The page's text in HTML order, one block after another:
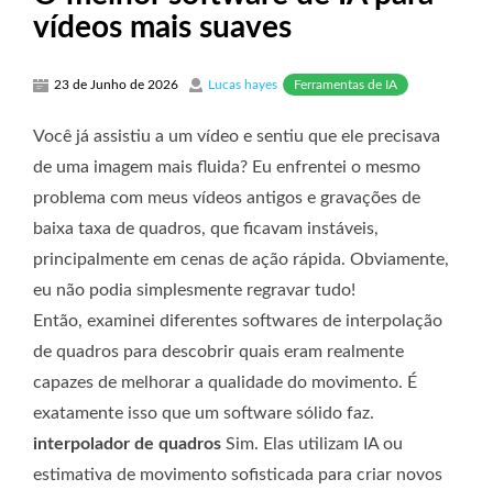
vídeos mais suaves
23 de Junho de 2026 Lucas hayes Ferramentas de IA
Você já assistiu a um vídeo e sentiu que ele precisava
de uma imagem mais fluida? Eu enfrentei o mesmo
problema com meus vídeos antigos e gravações de
baixa taxa de quadros, que ficavam instáveis,
principalmente em cenas de ação rápida. Obviamente,
eu não podia simplesmente regravar tudo!
Então, examinei diferentes softwares de interpolação
de quadros para descobrir quais eram realmente
capazes de melhorar a qualidade do movimento. É
exatamente isso que um software sólido faz.
interpolador de quadros Sim. Elas utilizam IA ou
estimativa de movimento sofisticada para criar novos